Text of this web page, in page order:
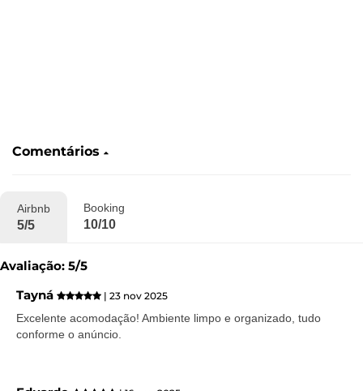
Comentários
Airbnb
5/5
Booking
10/10
Avaliação: 5/5
Tayná
| 23 nov 2025
Excelente acomodação! Ambiente limpo e organizado, tudo
conforme o anúncio.